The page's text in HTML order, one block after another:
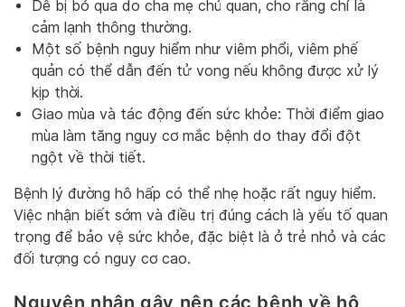
Dễ bị bỏ qua do cha mẹ chủ quan, cho rằng chỉ là
cảm lạnh thông thường.
Một số bệnh nguy hiểm như viêm phổi, viêm phế
quản có thể dẫn đến tử vong nếu không được xử lý
kịp thời.
Giao mùa và tác động đến sức khỏe: Thời điểm giao
mùa làm tăng nguy cơ mắc bệnh do thay đổi đột
ngột về thời tiết.
Bệnh lý đường hô hấp có thể nhẹ hoặc rất nguy hiểm.
Việc nhận biết sớm và điều trị đúng cách là yếu tố quan
trọng để bảo vệ sức khỏe, đặc biệt là ở trẻ nhỏ và các
đối tượng có nguy cơ cao.
Nguyên nhân gây nên các bệnh về hô